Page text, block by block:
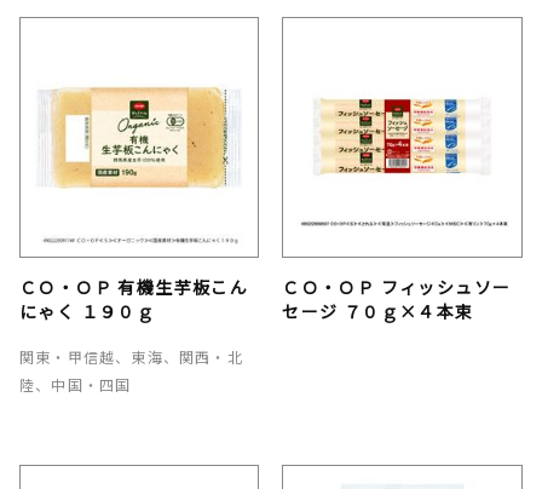
ＣＯ・ＯＰ 有機生芋板こん
にゃく １９０ｇ
関東・甲信越、東海、関西・北
陸、中国・四国
ＣＯ・ＯＰ フィッシュソー
セージ ７０ｇ×４本束